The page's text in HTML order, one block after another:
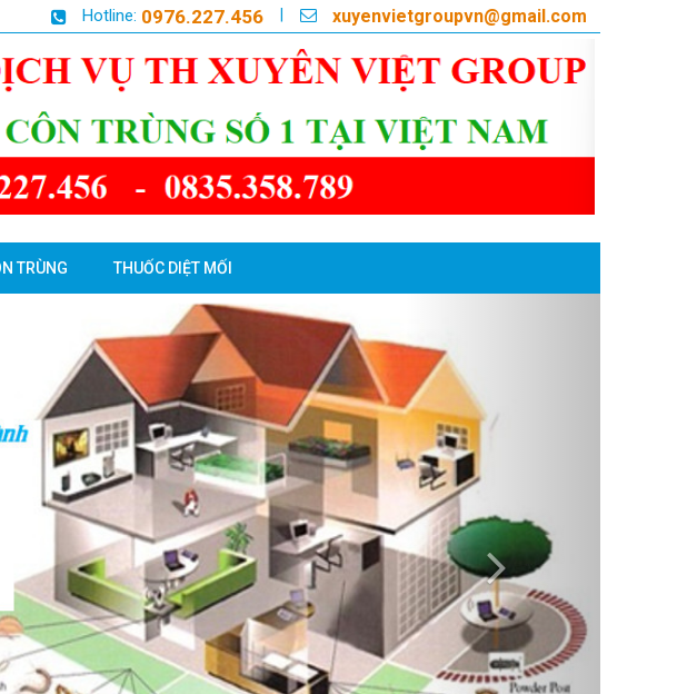
Hotline: 0976.227.456 xuyenvietgroupvn@gmail.com
TRÙNG THUỐC DIỆT MỐI